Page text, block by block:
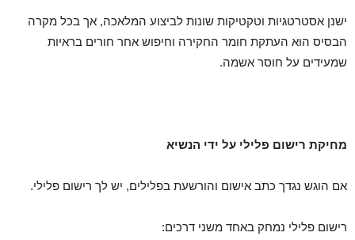
ישנן אסטרטגיות וטקטיקות שונות לביצוע המלאכה, אך בכל מקרה
הבסיס הוא העתקת חומר החקירה וחיפוש אחר חורים בראיות
שמעידים על חוסר אשמה.
מחיקת רישום פלילי על ידי הנשיא
אם הוגש נגדך כתב אישום והורשעת בפלילים, יש לך רישום פלילי.
רישום פלילי נמחק באחד משני דרכים: